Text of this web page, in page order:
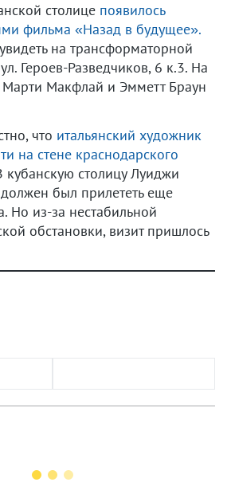
столице появилось
фильма «Назад в будущее».
на трансформаторной
Героев-Разведчиков, 6 к.3. На
Макфлай и Эмметт Браун
что итальянский художник
на стене краснодарского
кубанскую столицу Луиджи
был прилететь еще
Но из-за нестабильной
обстановки, визит пришлось